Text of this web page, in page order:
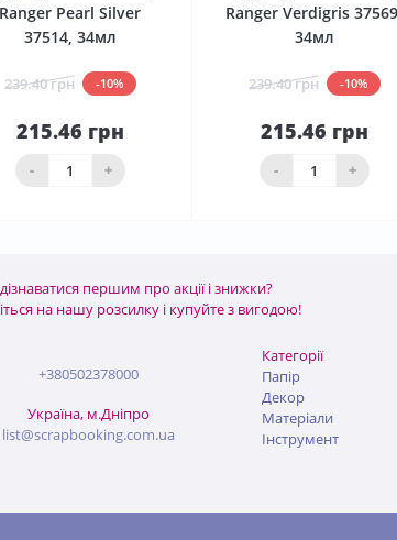
Ranger Pearl Silver
37514, 34мл
239.40 грн -10%
215.46 грн
- +
До
кошика
Ranger Verdigris
34мл
239.40 грн -10%
215.46 грн
- +
До
кошика
першим про акції і знижки?
на нашу розсилку і купуйте з вигодою!
+380502378000
Україна, м.Дніпро
list@scrapbooking.com.ua
Категорії
Папір
Декор
Матеріали
Інструмент